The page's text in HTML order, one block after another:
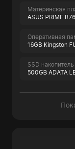
Материнская
ASUS PRIME
Оперативная
16GB Kingston
SSD накопитель
500GB ADATA